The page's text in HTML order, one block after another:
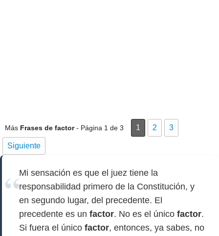
Más Frases de factor- Página 1 de 3 1 2 3
Siguiente
Mi sensación es que el juez tiene la
responsabilidad primero de la Constitución, y
en segundo lugar, del precedente. El
precedente es un factor. No es el único factor.
Si fuera el único factor, entonces, ya sabes, no